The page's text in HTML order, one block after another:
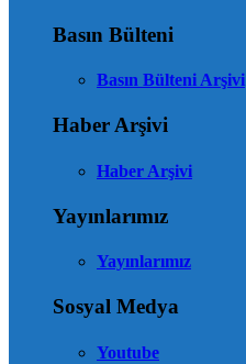
Basın Bülteni
Basın Bülteni Arşivi
Haber Arşivi
Haber Arşivi
Yayınlarımız
Yayınlarımız
Sosyal Medya
Youtube